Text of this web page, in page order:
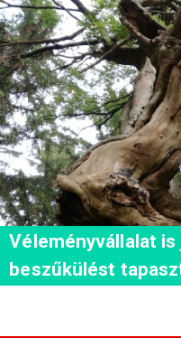
Véleményvállalat
beszűkülést